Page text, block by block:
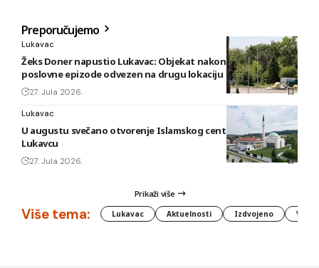
Preporučujemo
Lukavac
Žeks Doner napustio Lukavac: Objekat nakon kratke
poslovne epizode odvezen na drugu lokaciju
27. Jula 2026.
Lukavac
U augustu svečano otvorenje Islamskog centra i džamije u
Lukavcu
27. Jula 2026.
Prikaži više
Više tema: Lukavac Aktuelnosti Izdvojeno